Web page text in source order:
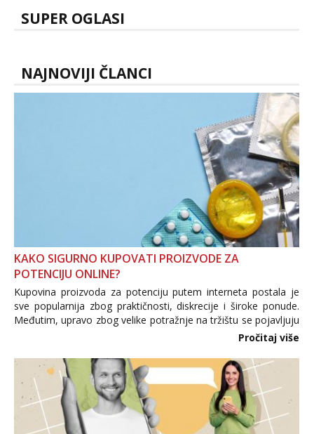
SUPER OGLASI
NAJNOVIJI ČLANCI
KAKO SIGURNO KUPOVATI PROIZVODE ZA
POTENCIJU ONLINE?
Kupovina proizvoda za potenciju putem interneta postala je
sve popularnija zbog praktičnosti, diskrecije i široke ponude.
Međutim, upravo zbog velike potražnje na tržištu se pojavljuju
i brojni krivotvoreni proizvodi, nepouzdane internetske
Pročitaj više